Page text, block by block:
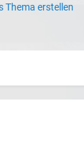
Thema erstellen